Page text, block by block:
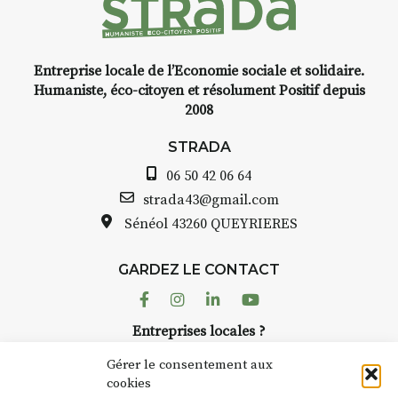
Gérer le consentement aux
cookies
INTERVIEW
avez ouvert une galerie à
Bernard TURLE Le Fumoir n’est
pas une galerie permanente.
AuzonToujoursorganise
dans le village. Des artistes et
caves, les granges d’Auzon. Le
Fumoir est l’un de ces espaces
Entreprise locale de l’Economie sociale et solidaire.
Humaniste, éco-citoyen et résolument Positif depuis
2008
STRADA
06 50 42 06 64
strada43@gmail.com
Sénéol 43260 QUEYRIERES
GARDEZ LE CONTACT
FacebookInstagram
LinkedinYoutube
Entreprises locales ?